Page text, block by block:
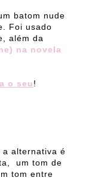
um batom nude
Foi usado
além da
na novela
o seu!
a alternativa é
um tom de
tom entre